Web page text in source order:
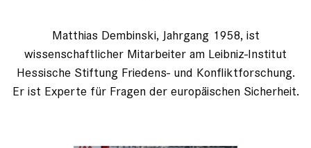
Matthias Dembinski, Jahrgang 1958, ist
wissenschaftlicher Mitarbeiter am Leibniz-Institut
Hessische Stiftung Friedens- und Konfliktforschung.
Er ist Experte für Fragen der europäischen Sicherheit.